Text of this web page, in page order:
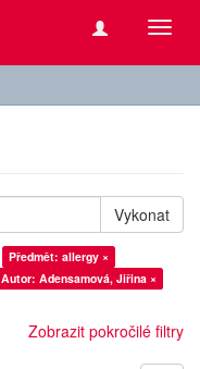
Vykonat
Předmět: allergy ×
Autor: Adensamová, Jiřina ×
Zobrazit pokročilé filtry